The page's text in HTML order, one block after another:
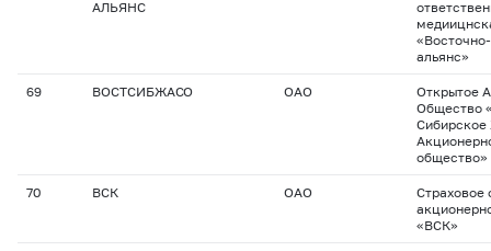
АЛЬЯНС
альянс»
69 ВОСТСИБЖАСО ОАО
Открытое
Общество
общество»
70 ВСК ОАО
Страховое
«ВСК»